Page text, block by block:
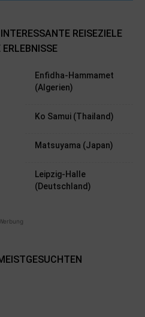
REISEZIELE
Enfidha-Hammamet
(Algerien)
Ko Samui (Thailand)
Matsuyama (Japan)
Leipzig-Halle
(Deutschland)